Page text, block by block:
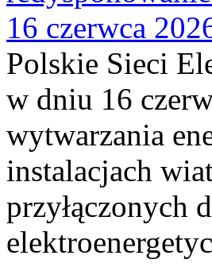
16 czerwca
Polskie Sieci
w dniu 16
wytwarzania
instalacjach
przyłączonych